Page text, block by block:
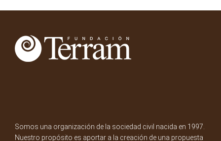
Somos una organización de la sociedad civil nacida en 1997.
Nuestro propósito es aportar a la creación de una propuesta